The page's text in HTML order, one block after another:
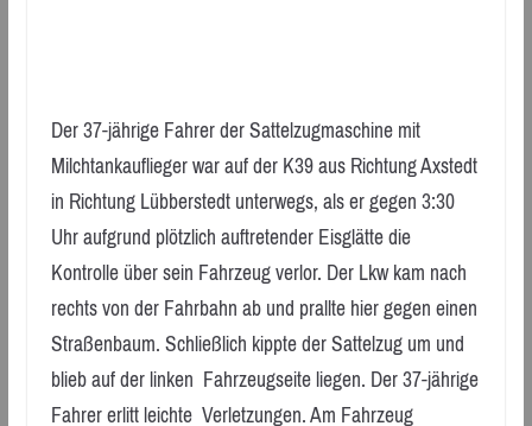
Der 37-jährige Fahrer der Sattelzugmaschine mit
Milchtankauflieger war auf der K39 aus Richtung Axstedt
in Richtung Lübberstedt unterwegs, als er gegen 3:30
Uhr aufgrund plötzlich auftretender Eisglätte die
Kontrolle über sein Fahrzeug verlor. Der Lkw kam nach
rechts von der Fahrbahn ab und prallte hier gegen einen
Straßenbaum. Schließlich kippte der Sattelzug um und
blieb auf der linken Fahrzeugseite liegen. Der 37-jährige
Fahrer erlitt leichte Verletzungen. Am Fahrzeug